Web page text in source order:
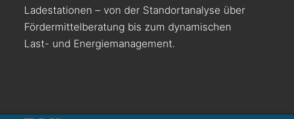
Ladestationen – von der Standortanalyse über
Fördermittelberatung bis zum dynamischen
Last- und Energiemanagement.